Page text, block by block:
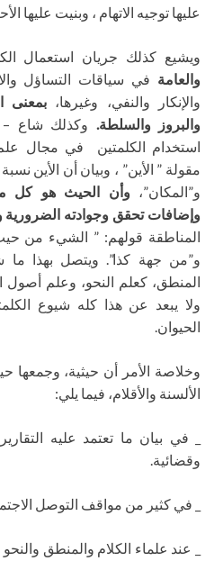
عليها توجيه الاتهام ، وبنيت عليها
ويشيع كذلك جريان استعمال
والعامة في سياقات التساؤل
والإنكار والنفي، وغيرها، بمعنى
والبروز والسلطة. وكذلك شاع –
استخدام الكلمتين في مجال
مقولة ” الأين” ، وبيان أن الأين
و”المكان”،وأن الحيث هو كل
وإضافات تحقق وجوادته الضرورية
المناطقة قولهم: ” الشيء من
و”من جهة كذا”. ويتصل بهذا
المنطق، كعلم النحو، وعلم أصول
ولا يبعد عن هذا كله شيوع
الحيوان.
وخلاصة الأمر أن حيثية، وجمعها
الألسنة والأقلام، فيما يلي:
_ في بيان ما تعتمد عليه
وقضائية.
_ في كثير من مواقف التوصل
_ عند علماء الكلام والمنطق